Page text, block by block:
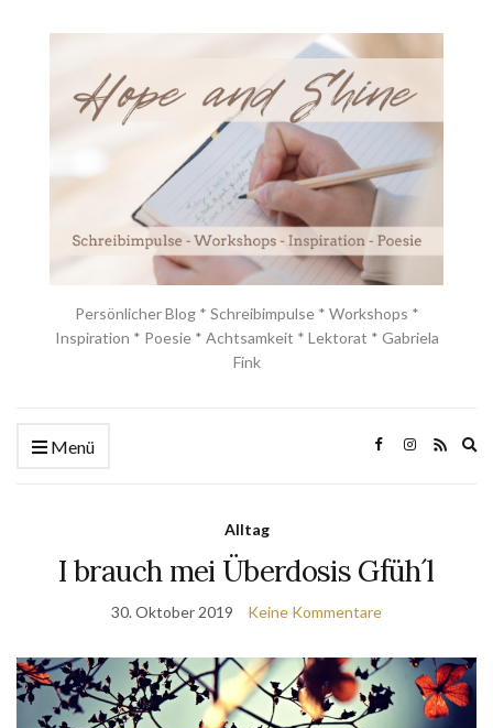
Persönlicher Blog * Schreibimpulse * Workshops *
Inspiration * Poesie * Achtsamkeit * Lektorat * Gabriela
Fink
Menü
Alltag
I brauch mei Überdosis Gfüh´l
30. Oktober 2019 Keine Kommentare